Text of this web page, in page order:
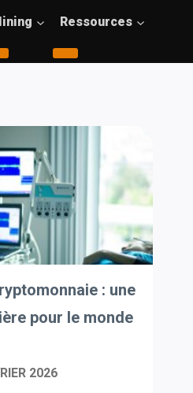
Ressources
: une
pour le monde
2026